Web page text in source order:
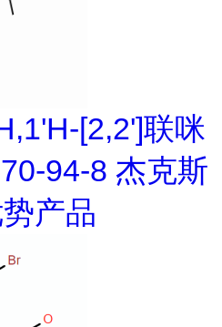
[2,2']联咪
94-8 杰克斯
产品